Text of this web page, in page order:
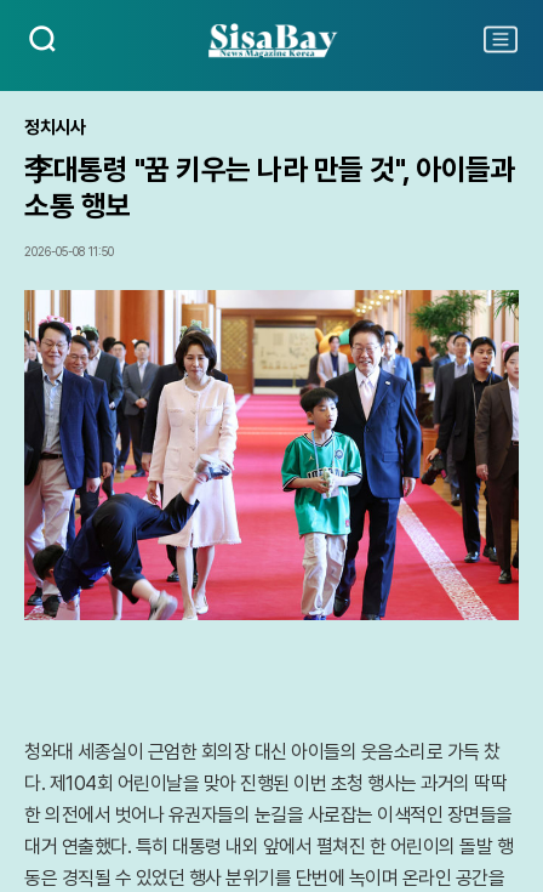
검
주
서
메
뉴
정치시사
李대통령 "꿈 키우는 나라 만들 것", 아이들과
소통 행보
2026-05-08 11:50
청와대 세종실이 근엄한 회의장 대신 아이들의 웃음소리로 가득 찼
다. 제104회 어린이날을 맞아 진행된 이번 초청 행사는 과거의 딱딱
한 의전에서 벗어나 유권자들의 눈길을 사로잡는 이색적인 장면들을
대거 연출했다. 특히 대통령 내외 앞에서 펼쳐진 한 어린이의 돌발 행
동은 경직될 수 있었던 행사 분위기를 단번에 녹이며 온라인 공간을